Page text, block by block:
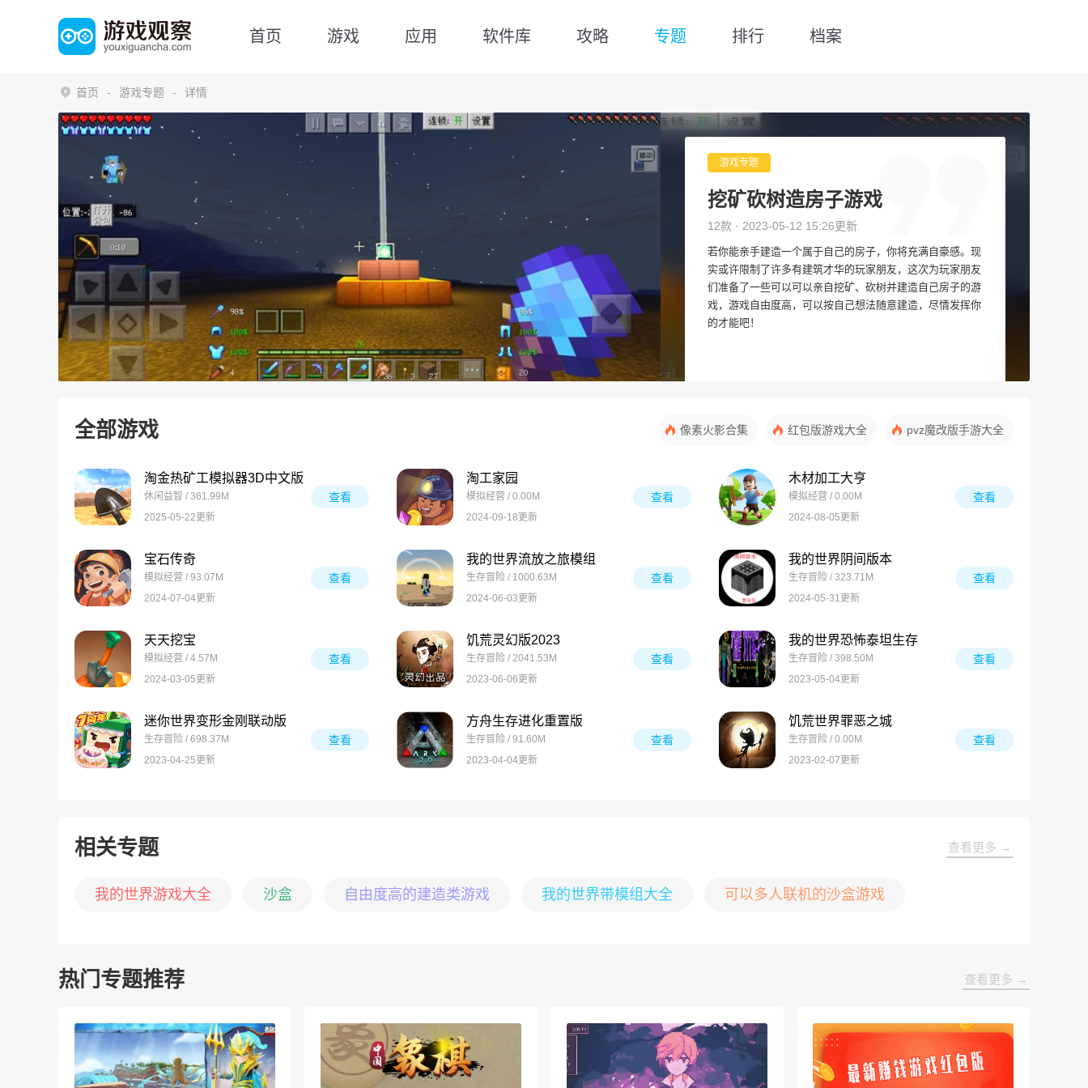
首页 游戏 应用 软件库 攻略 专题 排行 档案
首页 游戏专题 详情
游戏专题
挖矿砍树造房子游戏
12款 · 2023-05-12 15:26更新
若你能亲手建造一个属于自己的房子，你将充满自豪感。现
实或许限制了许多有建筑才华的玩家朋友，这次为玩家朋友
们准备了一些可以可以亲自挖矿、砍树并建造自己房子的游
戏，游戏自由度高，可以按自己想法随意建造，尽情发挥你
的才能吧！
全部游戏 像素火影合集 红包版游戏大全 pvz魔改版手游大全
淘金热矿工模拟器3D中文版
休闲益智 / 361.99M
2025-05-22更新
查看
淘工家园
模拟经营 / 0.00M
2024-09-18更新
查看
木材加工大亨
模拟经营 / 0.00M
2024-08-05更新
查看
宝石传奇
模拟经营 / 93.07M
2024-07-04更新
查看
我的世界流放之旅模组
生存冒险 / 1000.63M
2024-06-03更新
查看
我的世界阴间版本
生存冒险 / 323.71M
2024-05-31更新
查看
天天挖宝
模拟经营 / 4.57M
2024-03-05更新
查看
饥荒灵幻版2023
生存冒险 / 2041.53M
2023-06-06更新
查看
我的世界恐怖泰坦生存
生存冒险 / 398.50M
2023-05-04更新
查看
迷你世界变形金刚联动版
生存冒险 / 698.37M
2023-04-25更新
查看
方舟生存进化重置版
生存冒险 / 91.60M
2023-04-04更新
查看
饥荒世界罪恶之城
生存冒险 / 0.00M
2023-02-07更新
查看
相关专题 查看更多 →
我的世界游戏大全 沙盒 自由度高的建造类游戏 我的世界带模组大全 可以多人联机的沙盒游戏
热门专题推荐 查看更多 →